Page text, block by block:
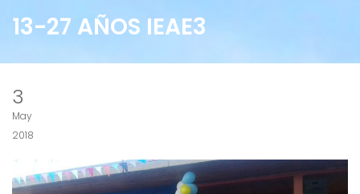
13-27 AÑOS IEAE3
3
May
2018